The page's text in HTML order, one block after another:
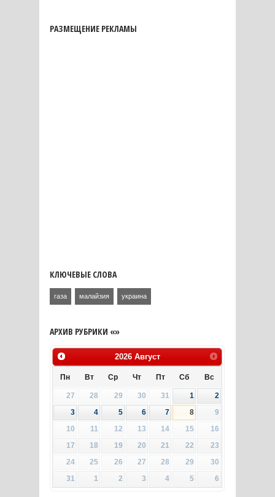
РАЗМЕЩЕНИЕ РЕКЛАМЫ
КЛЮЧЕВЫЕ СЛОВА
газа малайзия украина
АРХИВ РУБРИКИ «»
2026 Август
Пн Вт Ср Чт Пт Сб Вс
27 28 29 30 31 1
2
3
4 5 6 7 8
9
10
11 12 13 14 15
16
17
18 19 20 21 22
23
24
25 26 27 28 29
30
31
1 2 3 4 5 6